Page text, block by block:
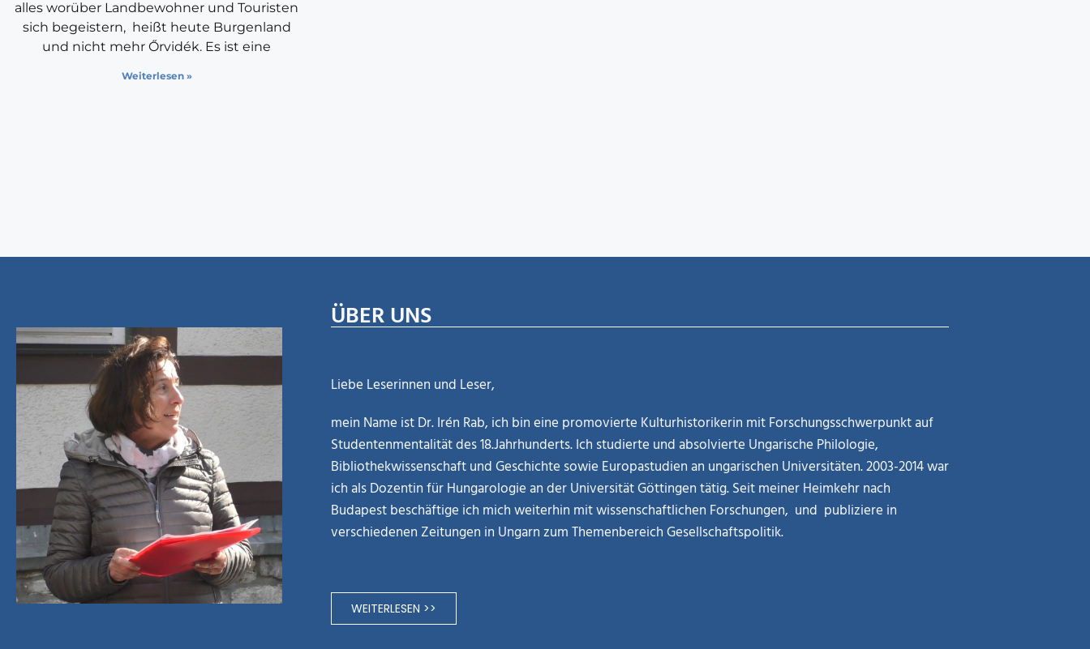
alles worüber Landbewohner und Touristen
sich begeistern, heißt heute Burgenland
und nicht mehr Őrvidék. Es ist eine
Weiterlesen »
ÜBER UNS
Liebe Leserinnen und Leser,
mein Name ist Dr. Irén Rab, ich bin eine promovierte Kulturhistorikerin mit Forschungsschwerpunkt auf
Studentenmentalität des 18.Jahrhunderts. Ich studierte und absolvierte Ungarische Philologie,
Bibliothekwissenschaft und Geschichte sowie Europastudien an ungarischen Universitäten. 2003-2014 war
ich als Dozentin für Hungarologie an der Universität Göttingen tätig. Seit meiner Heimkehr nach
Budapest beschäftige ich mich weiterhin mit wissenschaftlichen Forschungen, und publiziere in
verschiedenen Zeitungen in Ungarn zum Themenbereich Gesellschaftspolitik.
WEITERLESEN >>